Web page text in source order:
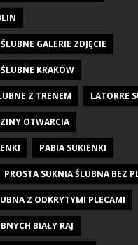
GALERIE ZDJĘCIE
KRAKÓW
Z TRENEM LATORRE
OTWARCIA
PABIA SUKIENKI
PROSTA SUKNIA ŚLUBNA BEZ
Z ODKRYTYMI PLECAMI
BIAŁY RAJ